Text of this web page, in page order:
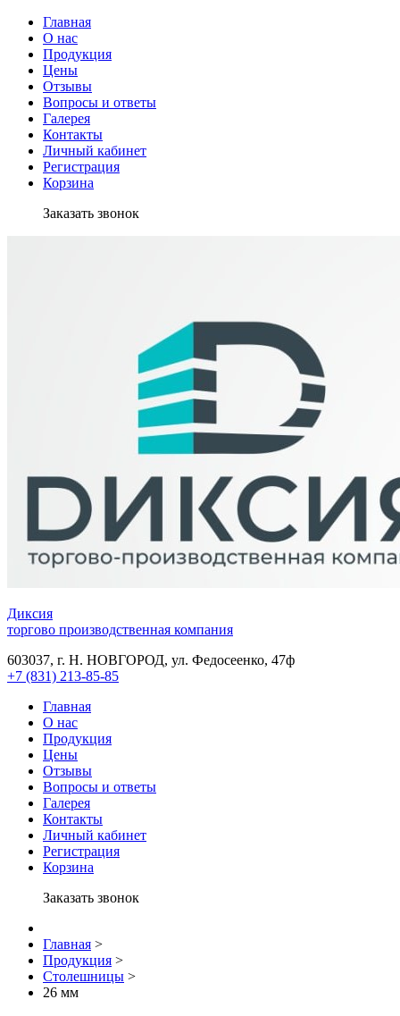
Главная
О нас
Продукция
Цены
Отзывы
Вопросы и ответы
Галерея
Контакты
Личный кабинет
Регистрация
Корзина
Заказать звонок
Диксия
торгово производственная компания
603037, г. Н. НОВГОРОД, ул. Федосеенко, 47ф
+7 (831) 213-85-85
Главная
О нас
Продукция
Цены
Отзывы
Вопросы и ответы
Галерея
Контакты
Личный кабинет
Регистрация
Корзина
Заказать звонок
Главная >
Продукция >
Столешницы >
26 мм